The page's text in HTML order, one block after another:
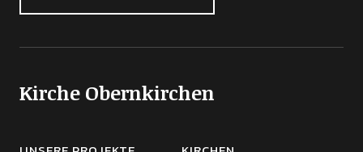
Kirche Obernkirchen